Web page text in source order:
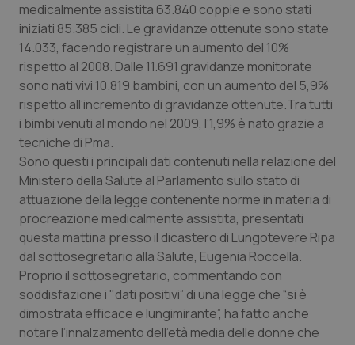
Friuli Venezia Giulia
Lazio
Liguria
Lombardia
Marche
Molise
Piemonte
Provincia Autonoma di Bolzano
Dermatite Atopica
Diabete & glucometri
Disturbi dell’umore
Dolore
Donna & Salute
Epatiti
HIV
Infezioni & Febbre
medicalmente assistita 63.840 coppie e sono stati
iniziati 85.385 cicli. Le gravidanze ottenute sono state
14.033, facendo registrare un aumento del 10%
rispetto al 2008. Dalle 11.691 gravidanze monitorate
sono nati vivi 10.819 bambini, con un aumento del 5,9%
rispetto all’incremento di gravidanze ottenute.Tra tutti
i bimbi venuti al mondo nel 2009, l’1,9% è nato grazie a
tecniche di Pma.
Sono questi i principali dati contenuti nella relazione del
Ministero della Salute al Parlamento sullo stato di
attuazione della legge contenente norme in materia di
procreazione medicalmente assistita, presentati
questa mattina presso il dicastero di Lungotevere Ripa
dal sottosegretario alla Salute, Eugenia Roccella.
Proprio il sottosegretario, commentando con
soddisfazione i "dati positivi” di una legge che “si è
dimostrata efficace e lungimirante”, ha fatto anche
notare l’innalzamento dell’età media delle donne che